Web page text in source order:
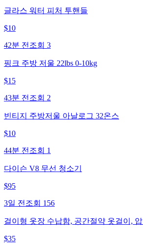
글라스 워터 피처 투핸들
$10
42분 전 조회 3
핑크 주방 저울 22lbs 0-10kg
$15
43분 전 조회 2
빈티지 주방저울 아날로그 32온스
$10
44분 전 조회 1
다이슨 V8 무선 청소기
$95
3일 전 조회 156
걸이형 옷장 수납함, 공간절약 옷걸이,
$35